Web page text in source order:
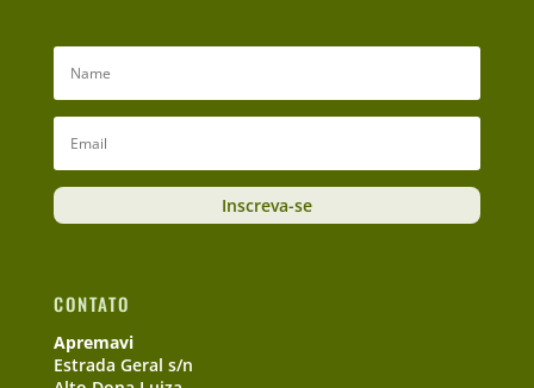
Inscreva-se
CONTATO
Apremavi
Estrada Geral s/n